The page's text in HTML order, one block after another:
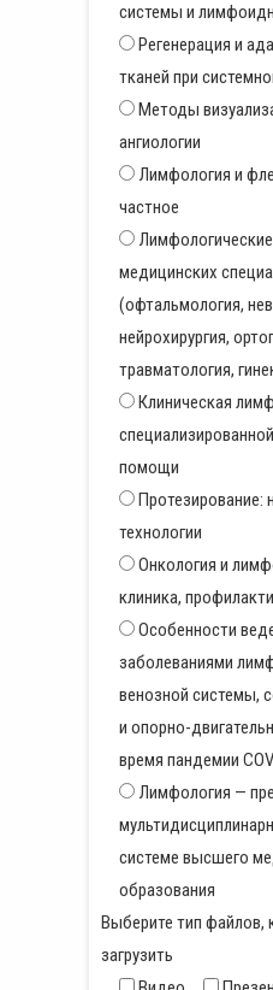
системы и
Регенерация и
тканей при
Методы
ангиологии
Лимфология и
частное
медицинских
(офтальмология,
нейрохирургия,
травматология,
Клиническая
помощи
Протезирование:
технологии
Онкология и
клиника,
Особенности
заболеваниями
венозной системы,
и опорно-
время пандемии
Лимфология —
системе высшего
образования
Выберите тип файлов,
загрузить